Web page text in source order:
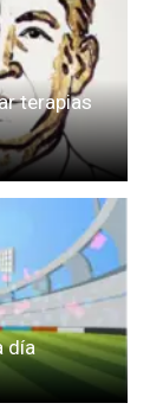
terapias
día